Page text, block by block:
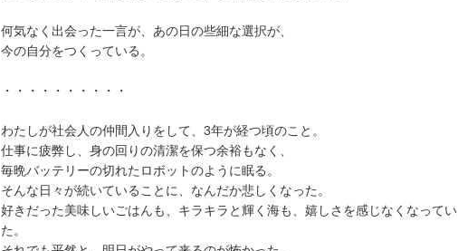
何気なく出会った一言が、あの日の些細な選択が、
今の自分をつくっている。
・・・・・・・・・・
わたしが社会人の仲間入りをして、3年が経つ頃のこと。
仕事に疲弊し、身の回りの清潔を保つ余裕もなく、
毎晩バッテリーの切れたロボットのように眠る。
そんな日々が続いていることに、なんだか悲しくなった。
好きだった美味しいごはんも、キラキラと輝く海も、嬉しさを感じなくなってい
た。